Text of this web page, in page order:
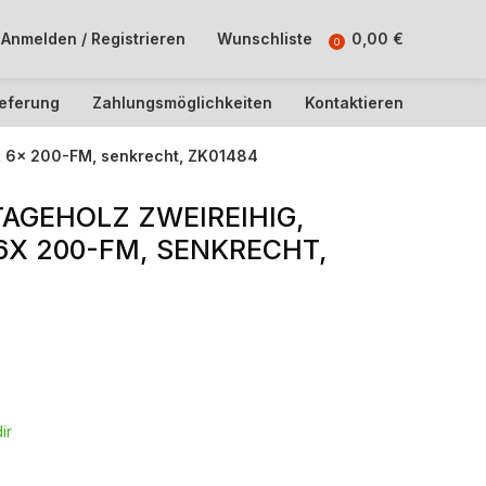
Anmelden / Registrieren Wunschliste 0 0,00 €
Zahlungsmöglichkeiten Kontaktieren
200-FM, senkrecht, ZK01484
ZWEIREIHIG,
200-FM, SENKRECHT,